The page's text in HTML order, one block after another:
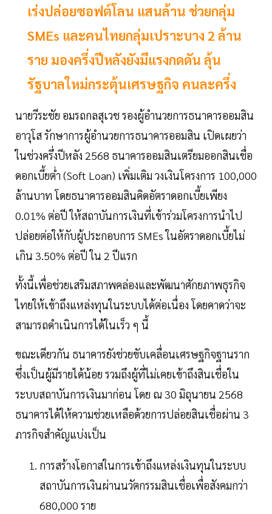
เร่งปล่อยซอฟต์โลน แสนล้าน ช่วยกลุ่ม
SMEs และคนไทยกลุ่มเปราะบาง 2 ล้าน
ราย มองครึ่งปีหลังยังมีแรงกดดัน ลุ้น
รัฐบาลใหม่กระตุ้นเศรษฐกิจ คนละครึ่ง
นายวีระชัย อมรถกลสุเวช รองผู้อำนวยการธนาคารออมสิน
อาวุโส รักษาการผู้อำนวยการธนาคารออมสิน เปิดเผยว่า
ในช่วงครึ่งปีหลัง 2568 ธนาคารออมสินเตรียมออกสินเชื่อ
ดอกเบี้ยต่ำ (Soft Loan) เพิ่มเติม วงเงินโครงการ 100,000
ล้านบาท โดยธนาคารออมสินคิดอัตราดอกเบี้ยเพียง
0.01% ต่อปี ให้สถาบันการเงินที่เข้าร่วมโครงการนำไป
ปล่อยต่อให้กับผู้ประกอบการ SMEs ในอัตราดอกเบี้ยไม่
เกิน 3.50% ต่อปี ใน 2 ปีแรก
ทั้งนี้เพื่อช่วยเสริมสภาพคล่องและพัฒนาศักยภาพธุรกิจ
ไทยให้เข้าถึงแหล่งทุนในระบบได้ต่อเนื่อง โดยคาดว่าจะ
สามารถดำเนินการได้ในเร็ว ๆ นี้
ขณะเดียวกัน ธนาคารยังช่วยขับเคลื่อนเศรษฐกิจฐานราก
ซึ่งเป็นผู้มีรายได้น้อย รวมถึงผู้ที่ไม่เคยเข้าถึงสินเชื่อใน
ระบบสถาบันการเงินมาก่อน โดย ณ 30 มิถุนายน 2568
ธนาคารได้ให้ความช่วยเหลือด้วยการปล่อยสินเชื่อผ่าน 3
ภารกิจสำคัญแบ่งเป็น
การสร้างโอกาสในการเข้าถึงแหล่งเงินทุนในระบบ
สถาบันการเงินผ่านนวัตกรรมสินเชื่อเพื่อสังคมกว่า
680,000 ราย